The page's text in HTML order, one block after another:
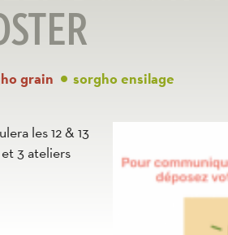
grain sorgho ensilage
les 12 & 13
3 ateliers